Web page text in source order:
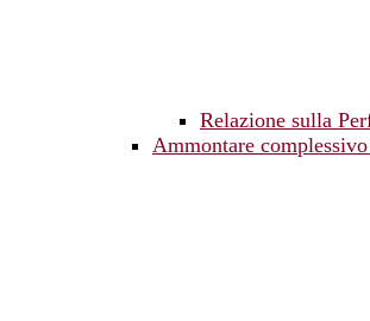
Relazione sulla
Ammontare